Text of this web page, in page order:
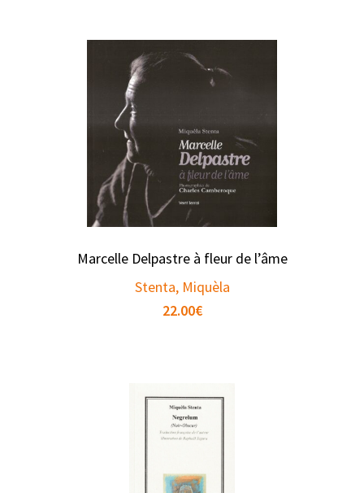
Marcelle Delpastre à fleur de l’âme
Stenta, Miquèla
22.00€